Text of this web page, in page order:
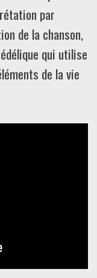
par
de la chanson,
qui utilise
de la vie